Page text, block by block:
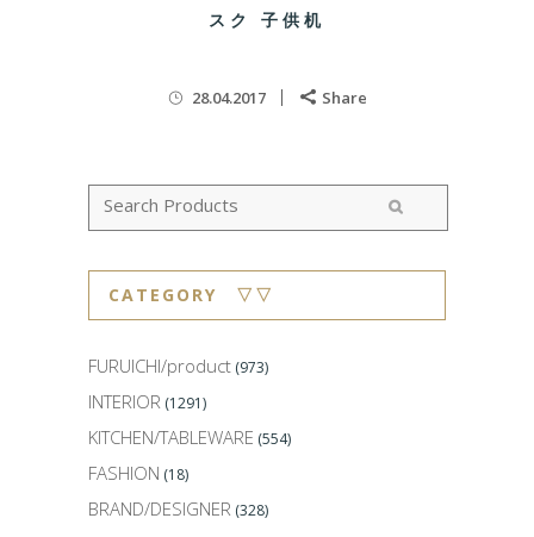
スク 子供机
28.04.2017 Share
CATEGORY ▽▽
FURUICHI/product (973)
INTERIOR (1291)
KITCHEN/TABLEWARE (554)
FASHION (18)
BRAND/DESIGNER (328)